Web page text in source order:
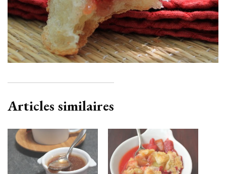
Articles similaires